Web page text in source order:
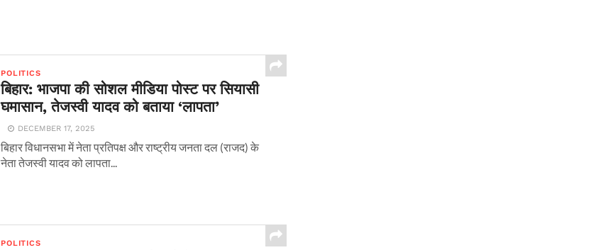
POLITICS
बिहार: भाजपा की सोशल मीडिया पोस्ट पर सियासी
घमासान, तेजस्वी यादव को बताया ‘लापता’
DECEMBER 17, 2025
बिहार विधानसभा में नेता प्रतिपक्ष और राष्ट्रीय जनता दल (राजद) के
नेता तेजस्वी यादव को लापता...
POLITICS